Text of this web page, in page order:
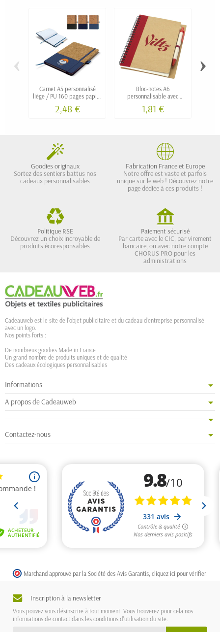
Carnet A5 personnalisé
liège / PU 160 pages papier
2,48 €
Bloc-notes A6
personnalisable avec
recyclés YAME
1,81 €
‹ ›
Goodies originaux
Sortez des sentiers battus nos
cadeaux personnalisables
Fabrication France et Europe
Notre offre est vaste et parfois
unique sur le web ! Découvrez notre
page dédiée à ces produits !
Politique RSE
Découvrez un choix incroyable de
produits écoresponsables
Paiement sécurisé
Par carte avec le CIC, par virement
bancaire, ou avec notre compte
CHORUS PRO pour les
administrations
Cadeauweb est le site de l'objet publicitaire et du cadeau d'entreprise personnalisé
avec un logo.
Nos points forts :
De nombreux goodies Made in France
Un grand nombre de produits uniques et de qualité
Des cadeaux écologiques personnalisables
Informations
A propos de Cadeauweb
Contactez-nous
Marchand approuvé par la Société des Avis Garantis, cliquez ici pour vérifier
Inscription à la newsletter
Vous pouvez vous désinscrire à tout moment. Vous trouverez pour cela nos
informations de contact dans les conditions d'utilisation du site.